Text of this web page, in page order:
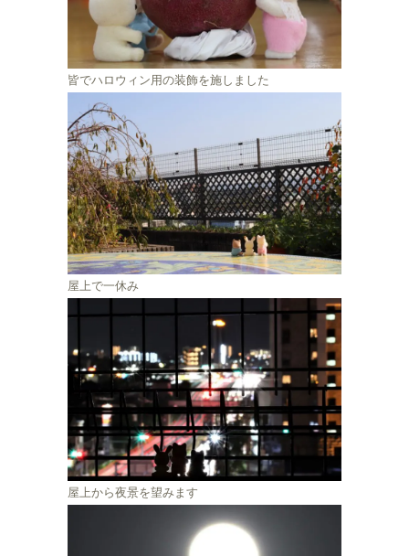
皆でハロウィン用の装飾を施しました
屋上で一休み
屋上から夜景を望みます